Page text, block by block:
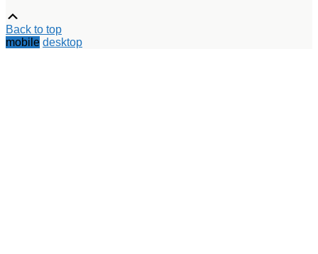
Up
Back to top
mobile desktop